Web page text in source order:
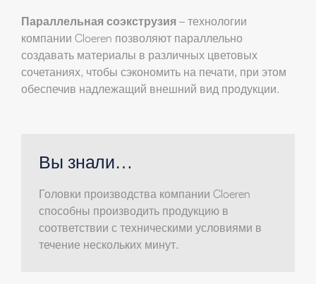
Параллельная соэкструзия– технологии
компании Cloeren позволяют параллельно
создавать материалы в различных цветовых
сочетаниях, чтобы сэкономить на печати, при этом
обеспечив надлежащий внешний вид продукции.
Вы знали…
Головки производства компании Cloeren
способны производить продукцию в
соответствии с техническими условиями в
течение нескольких минут.